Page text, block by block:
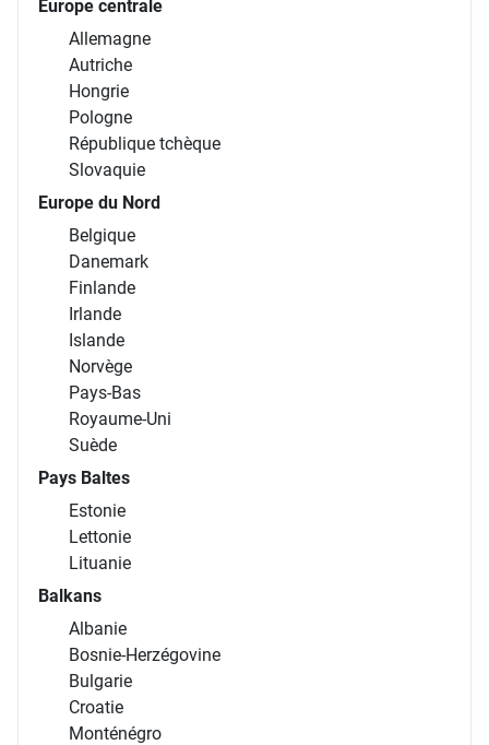
Europe centrale
Allemagne
Autriche
Hongrie
Pologne
République tchèque
Slovaquie
Europe du Nord
Belgique
Danemark
Finlande
Irlande
Islande
Norvège
Pays-Bas
Royaume-Uni
Suède
Pays Baltes
Estonie
Lettonie
Lituanie
Balkans
Albanie
Bosnie-Herzégovine
Bulgarie
Croatie
Monténégro